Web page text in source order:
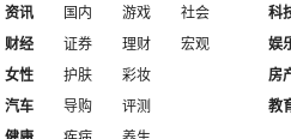
资讯 国内 游戏
社会
财经
证券 理财 宏观
科
娱
女性
护肤
彩妆
汽车
导购 评测
房
教